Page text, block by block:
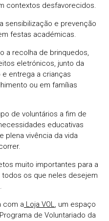
contextos desfavorecidos.
sensibilização e prevenção
festas académicas.
a recolha de brinquedos,
eletrónicos, junto da
entrega a crianças
ou em famílias
de voluntários a fim de
educativas
plena vivência da vida
muito importantes para a
os que neles desejem
com a Loja VOL, um espaço
de Voluntariado da